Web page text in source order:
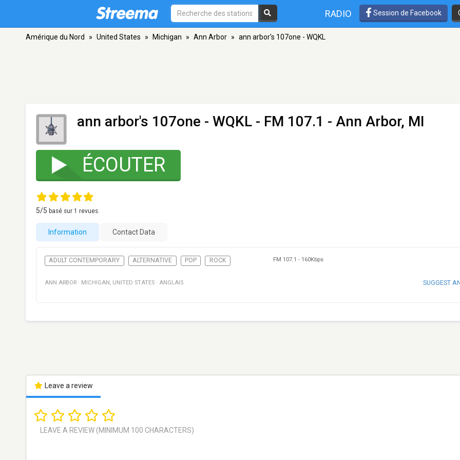
RADIO Session de Facebook
Amérique du Nord » United States » Michigan » Ann Arbor » ann arbor's 107one - WQKL
ann arbor's 107one - WQKL - FM 107.1 - Ann Arbor, MI
ÉCOUTER
5/5 basé sur 1 revues.
Information Contact Data
ADULT CONTEMPORARY ALTERNATIVE POP ROCK FM 107.1 - 160Kbps
ANN ARBOR · MICHIGAN , UNITED STATES · ANGLAIS SUGGEST
Leave a review